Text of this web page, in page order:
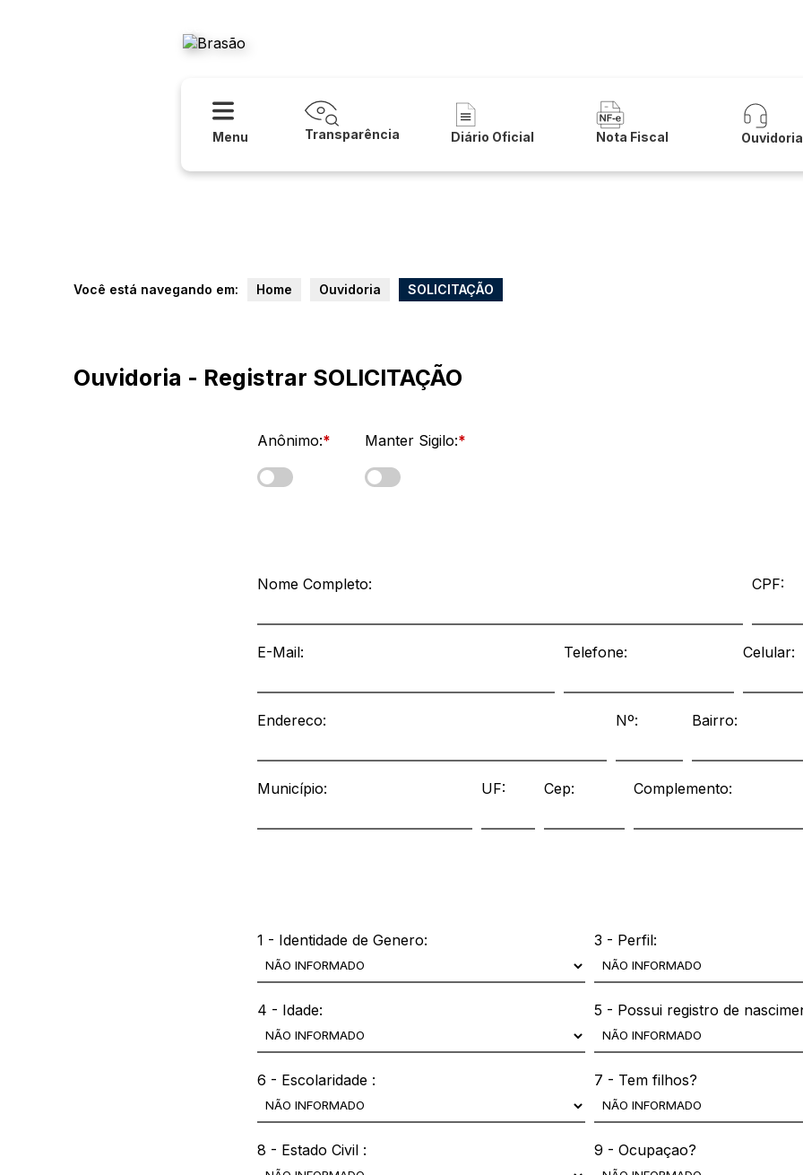
Menu Transparência Diário Oficial Nota Fiscal Ouvidoria
Você está navegando em: Home Ouvidoria SOLICITAÇÃO
Ouvidoria - Registrar SOLICITAÇÃO
Anônimo:* Manter Sigilo:*
Nome Completo: CPF:
E-Mail: Telefone: Celular:
Endereco: Nº: Bairro:
Município: UF: Cep: Complemento:
1 - Identidade de Genero: 3 - Perfil:
4 - Idade: 5 - Possui registro de
6 - Escolaridade : 7 - Tem filhos?
8 - Estado Civil : 9 - Ocupaçao?